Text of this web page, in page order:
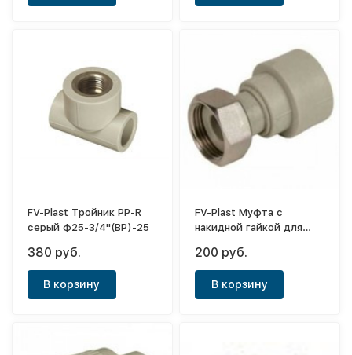
FV-Plast Тройник PP-R
серый ф25-3/4"(ВР)-25
380 руб.
В корзину
FV-Plast Муфта с
накидной гайкой для
серая ф25х3/4"(ВР)
200 руб.
В корзину